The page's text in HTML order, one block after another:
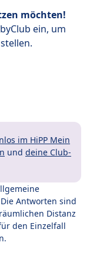
möchten!
ein, um
im HiPP Mein
und deine Club-
Antworten sind
Distanz
den Einzelfall